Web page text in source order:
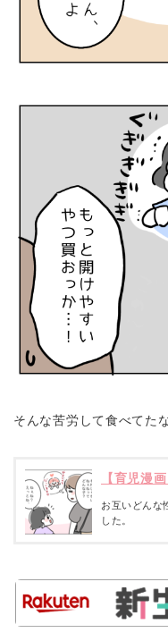
そんな苦労して食べてた
【育児漫
お互いどんな
した。